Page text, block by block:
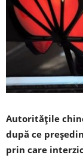
Autorităţile
după ce
prin care